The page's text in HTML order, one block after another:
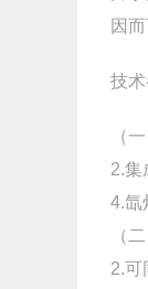
因
技
（
2.集
4.
（
2.可